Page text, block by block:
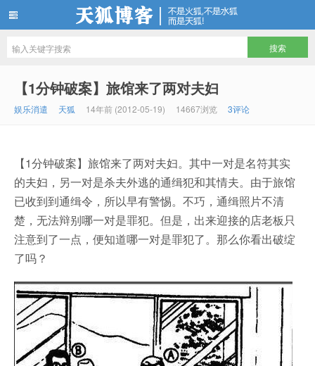
【1分钟破案】旅馆来了两对夫妇
娱乐消遣 天狐 14年前 (2012-05-19) 14667浏览 3评论
【1分钟破案】旅馆来了两对夫妇。其中一对是名符其实
的夫妇，另一对是杀夫外逃的通缉犯和其情夫。由于旅馆
已收到到通缉令，所以早有警惕。不巧，通缉照片不清
楚，无法辩别哪一对是罪犯。但是，出来迎接的店老板只
注意到了一点，便知道哪一对是罪犯了。那么你看出破绽
了吗？